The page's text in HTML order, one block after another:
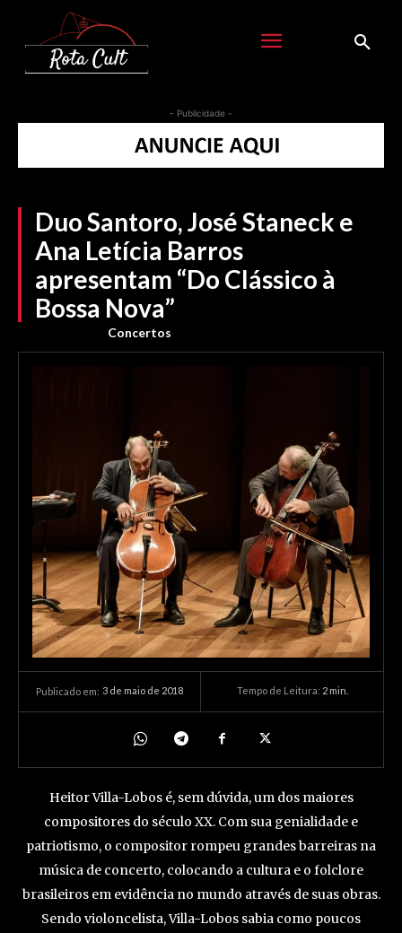
- Publicidade -
Duo Santoro, José Staneck e
Ana Letícia Barros
apresentam “Do Clássico à
Bossa Nova”
Concertos
Publicado em: 3 de maio de 2018 Tempo de Leitura: 2min.
Heitor Villa-Lobos é, sem dúvida, um dos maiores
compositores do século XX. Com sua genialidade e
patriotismo, o compositor rompeu grandes barreiras na
música de concerto, colocando a cultura e o folclore
brasileiros em evidência no mundo através de suas obras.
Sendo violoncelista, Villa-Lobos sabia como poucos